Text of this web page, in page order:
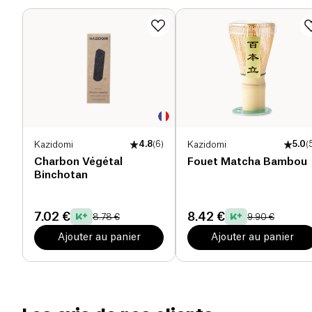
Kazidomi 4.8(6)
Charbon Végétal
Binchotan
7.02 € 8.78 €
Ajouter au panier
Kazidomi 5.0(
Fouet Matcha Bambou
8.42 € 9.90 €
Ajouter au panier